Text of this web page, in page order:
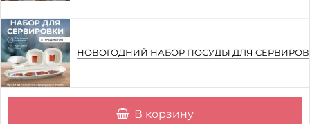
НОВОГОДНИЙ НАБОР ПОСУДЫ ДЛЯ
В корзину